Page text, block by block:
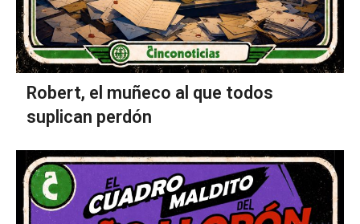
Robert, el muñeco al que todos
suplican perdón